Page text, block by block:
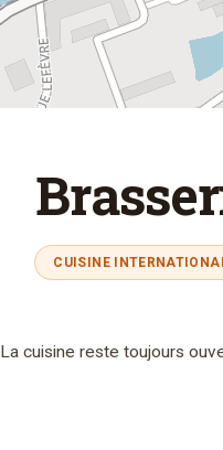
CUISINE
La cuisine reste toujours